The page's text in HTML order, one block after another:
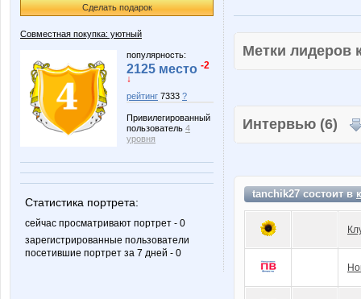
Сделать подарок
Совместная покупка: уютный
популярность:
2125 место -2
↓
рейтинг 7333 ?
Привилегированный
пользователь 4
уровня
Статистика портрета:
сейчас просматривают портрет - 0
зарегистрированные пользователи
посетившие портрет за 7 дней - 0
Метки
Интервью (6)
tanchik27 состоит в